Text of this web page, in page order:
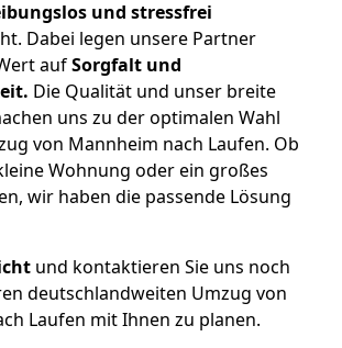
und stressfrei
Dabei legen unsere Partner
aufSorgfalt und
Die Qualität und unser breite
uns zu der optimalen Wahl
von Mannheim nach Laufen. Ob
Wohnung oder ein großes
wir haben die passende Lösung
und kontaktieren Sie uns noch
deutschlandweiten Umzug von
Laufen mit Ihnen zu planen.